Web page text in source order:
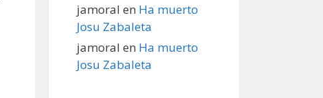
jamoral en Ha muerto
Josu Zabaleta
jamoral en Ha muerto
Josu Zabaleta